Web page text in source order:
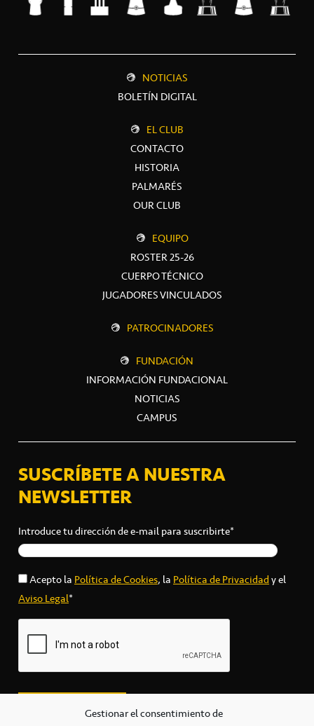
Gestionar el consentimiento de
NOTICIAS
BOLETÍN DIGITAL
EL CLUB
CONTACTO
HISTORIA
PALMARÉS
OUR CLUB
EQUIPO
ROSTER 25-26
CUERPO TÉCNICO
JUGADORES VINCULADOS
PATROCINADORES
FUNDACIÓN
INFORMACIÓN FUNDACIONAL
NOTICIAS
CAMPUS
SUSCRÍBETE A NUESTRA
NEWSLETTER
Introduce tu dirección de e-mail para suscribirte*
Acepto laPolítica de Cookies, laPolítica de Privacidady el
Aviso Legal*